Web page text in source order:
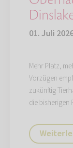
01. Juli
Mehr Platz,
Vorzügen
zukünftig
die bisherigen